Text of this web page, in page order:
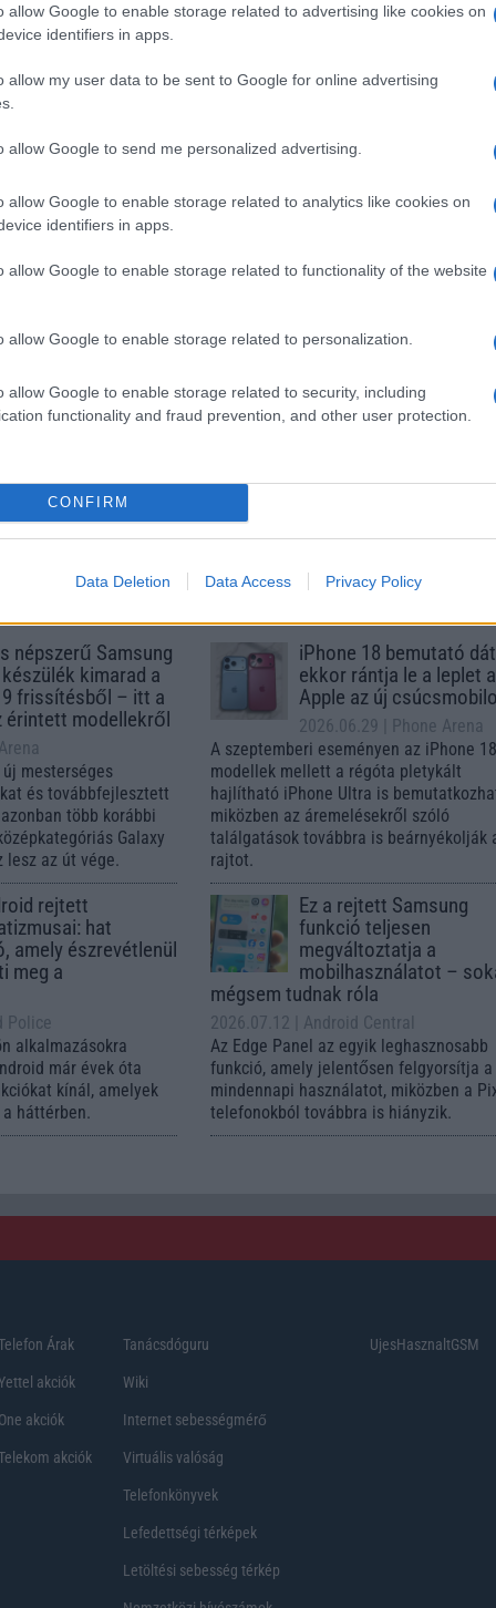
allow Google to enable storage related to advertising like cookies on
identifiers in apps.
allow my user data to be sent to Google for online advertising
allow Google to send me personalized advertising.
allow Google to enable storage related to analytics like cookies on
identifiers in apps.
allow Google to enable storage related to functionality of the website
allow Google to enable storage related to personalization.
allow Google to enable storage related to security, including
functionality and fraud prevention, and other user protection.
CONFIRM
Data Deletion Data Access Privacy Policy
kiemelt ajánlatok
S25
(új)
267.000 Ft (új)
népszerű Samsung
készülék kimarad a
9 frissítésből – itt a
érintett modellekről
új mesterséges
és továbbfejlesztett
több korábbi
Galaxy
lesz az út vége.
iPhone 18 bemutató
ekkor rántja le a leplet
Apple az új
2026.06.29
| Phone Arena
A szeptemberi eseményen az iPhone
modellek mellett a régóta pletykált
hajlítható iPhone Ultra is
miközben az áremelésekről szóló
találgatások továbbra is beárnyékolják
rajtot.
rejtett
hat
amely észrevétlenül
meg a
Police
alkalmazásokra
már évek óta
kínál, amelyek
háttérben.
Ez a rejtett Samsung
funkció teljesen
megváltoztatja a
mobilhasználatot –
mégsem tudnak róla
2026.07.12
| Android Central
Az Edge Panel az egyik leghasznosabb
funkció, amely jelentősen felgyorsítja a
mindennapi használatot, miközben a
telefonokból továbbra is hiányzik.
Árak
akciók
One akciók
akciók
Tanácsdóguru
Wiki
Internet sebességmérő
Virtuális valóság
Telefonkönyvek
Lefedettségi térképek
Letöltési sebesség térkép
UjesHasznaltGSM